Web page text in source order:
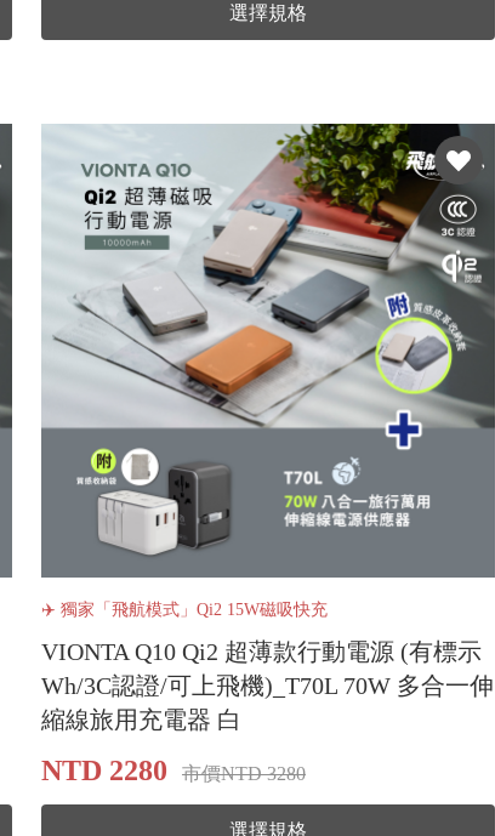
選擇規格
✈️ 獨家「飛航模式」Qi2 15W磁吸快充
VIONTA Q10 Qi2 超薄款行動電源 (有標示
Wh/3C認證/可上飛機)_T70L 70W 多合一伸
縮線旅用充電器 白
NTD 2280 市價NTD 3280
選擇規格